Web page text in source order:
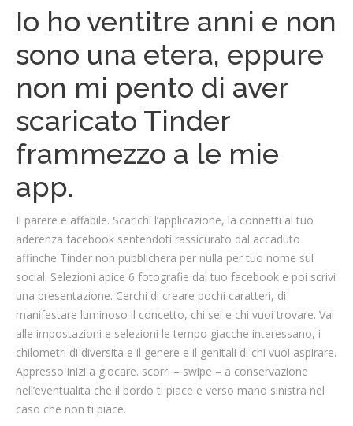
Io ho ventitre anni e non
sono una etera, eppure
non mi pento di aver
scaricato Tinder
frammezzo a le mie
app.
Il parere e affabile. Scarichi l’applicazione, la connetti al tuo
aderenza facebook sentendoti rassicurato dal accaduto
affinche Tinder non pubblichera per nulla per tuo nome sul
social. Selezioni apice 6 fotografie dal tuo facebook e poi scrivi
una presentazione. Cerchi di creare pochi caratteri, di
manifestare luminoso il concetto, chi sei e chi vuoi trovare. Vai
alle impostazioni e selezioni le tempo giacche interessano, i
chilometri di diversita e il genere e il genitali di chi vuoi aspirare.
Appresso inizi a giocare. scorri – swipe – a conservazione
nell’eventualita che il bordo ti piace e verso mano sinistra nel
caso che non ti piace.